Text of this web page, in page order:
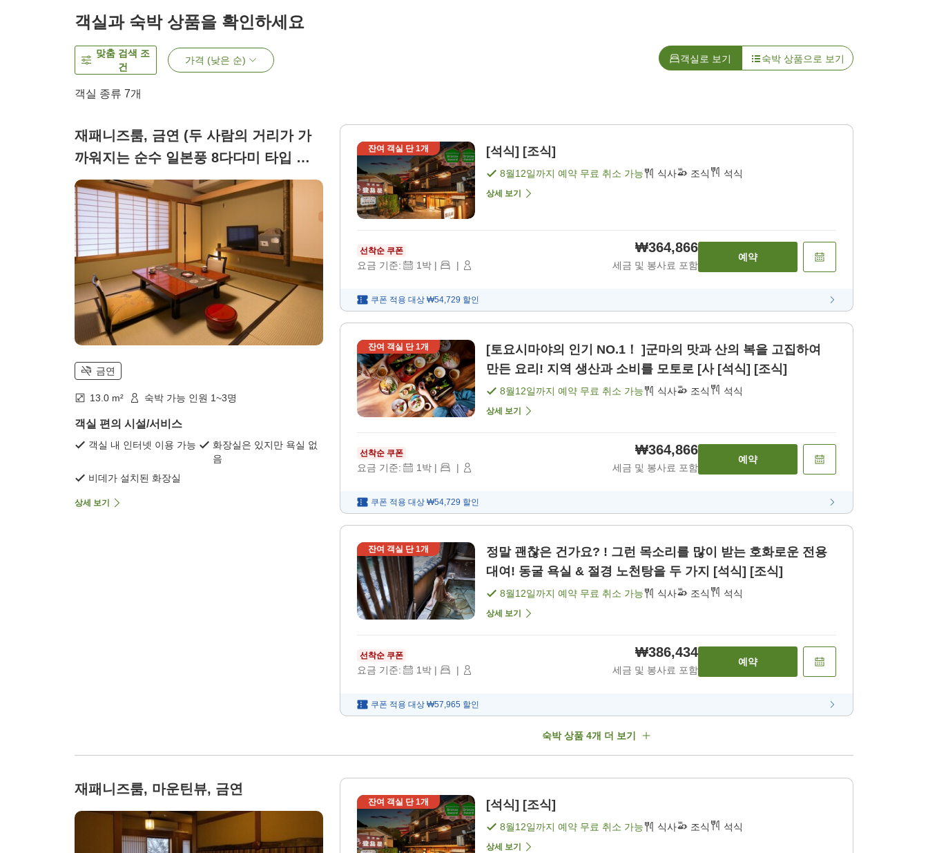
객실과 숙박 상품을 확인하세요
맞춤 검색 조
건
가격 (낮은 순) 객실로 보기 숙박 상품으로 보기
객실 종류 7개
재패니즈룸, 금연 (두 사람의 거리가 가
까워지는 순수 일본풍 8다다미 타입 객
실/박・백합・호즈키)
금연
13.0 m² 숙박 가능 인원 1~3명
객실 편의 시설/서비스
객실 내 인터넷 이용 가능
화장실은 있지만 욕실 없
음
비데가 설치된 화장실
상세 보기
잔여 객실 단1개 [석식] [조식]
8월12일까지 예약 무료 취소 가능 식사 조식 석식
상세 보기
선착순 쿠폰
요금 기준: 1박 | |
₩364,866
세금 및 봉사료 포함
예약
쿠폰 적용 대상 ₩54,729 할인
잔여 객실 단1개
[토요시마야의 인기 NO.1！ ]군마의 맛과 산의 복을 고집하여
만든 요리! 지역 생산과 소비를 모토로 [사 [석식] [조식]
8월12일까지 예약 무료 취소 가능 식사 조식 석식
상세 보기
선착순 쿠폰
요금 기준: 1박 | |
₩364,866
세금 및 봉사료 포함
예약
쿠폰 적용 대상 ₩54,729 할인
잔여 객실 단1개
정말 괜찮은 건가요? ! 그런 목소리를 많이 받는 호화로운 전용
대여! 동굴 욕실 & 절경 노천탕을 두 가지 [석식] [조식]
8월12일까지 예약 무료 취소 가능 식사 조식 석식
상세 보기
선착순 쿠폰
요금 기준: 1박 | |
₩386,434
세금 및 봉사료 포함
예약
쿠폰 적용 대상 ₩57,965 할인
숙박 상품 4개 더 보기
재패니즈룸, 마운틴뷰, 금연
잔여 객실 단1개 [석식] [조식]
8월12일까지 예약 무료 취소 가능 식사 조식 석식
상세 보기